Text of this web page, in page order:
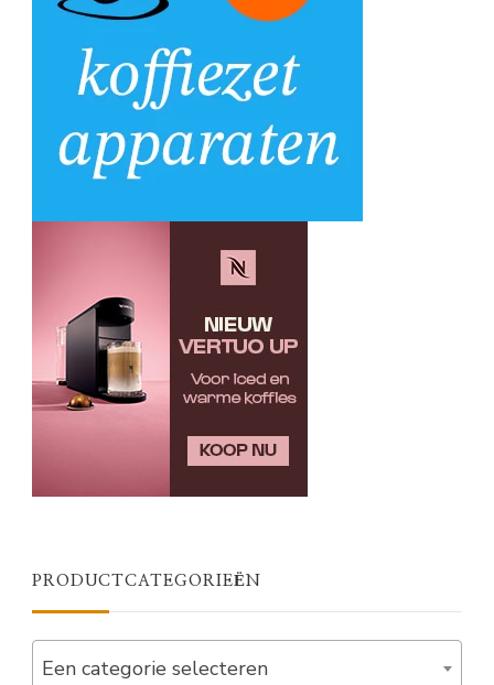
PRODUCTCATEGORIEËN
Een categorie selecteren